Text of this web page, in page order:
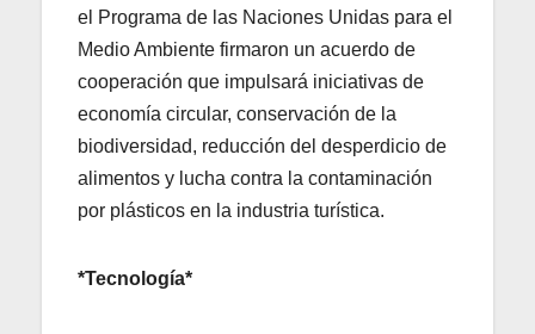
el Programa de las Naciones Unidas para el
Medio Ambiente firmaron un acuerdo de
cooperación que impulsará iniciativas de
economía circular, conservación de la
biodiversidad, reducción del desperdicio de
alimentos y lucha contra la contaminación
por plásticos en la industria turística.
*Tecnología*